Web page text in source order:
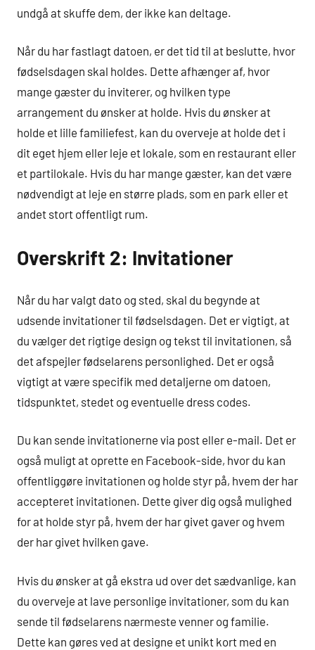
undgå at skuffe dem, der ikke kan deltage.
Når du har fastlagt datoen, er det tid til at beslutte, hvor
fødselsdagen skal holdes. Dette afhænger af, hvor
mange gæster du inviterer, og hvilken type
arrangement du ønsker at holde. Hvis du ønsker at
holde et lille familiefest, kan du overveje at holde det i
dit eget hjem eller leje et lokale, som en restaurant eller
et partilokale. Hvis du har mange gæster, kan det være
nødvendigt at leje en større plads, som en park eller et
andet stort offentligt rum.
Overskrift 2: Invitationer
Når du har valgt dato og sted, skal du begynde at
udsende invitationer til fødselsdagen. Det er vigtigt, at
du vælger det rigtige design og tekst til invitationen, så
det afspejler fødselarens personlighed. Det er også
vigtigt at være specifik med detaljerne om datoen,
tidspunktet, stedet og eventuelle dress codes.
Du kan sende invitationerne via post eller e-mail. Det er
også muligt at oprette en Facebook-side, hvor du kan
offentliggøre invitationen og holde styr på, hvem der har
accepteret invitationen. Dette giver dig også mulighed
for at holde styr på, hvem der har givet gaver og hvem
der har givet hvilken gave.
Hvis du ønsker at gå ekstra ud over det sædvanlige, kan
du overveje at lave personlige invitationer, som du kan
sende til fødselarens nærmeste venner og familie.
Dette kan gøres ved at designe et unikt kort med en